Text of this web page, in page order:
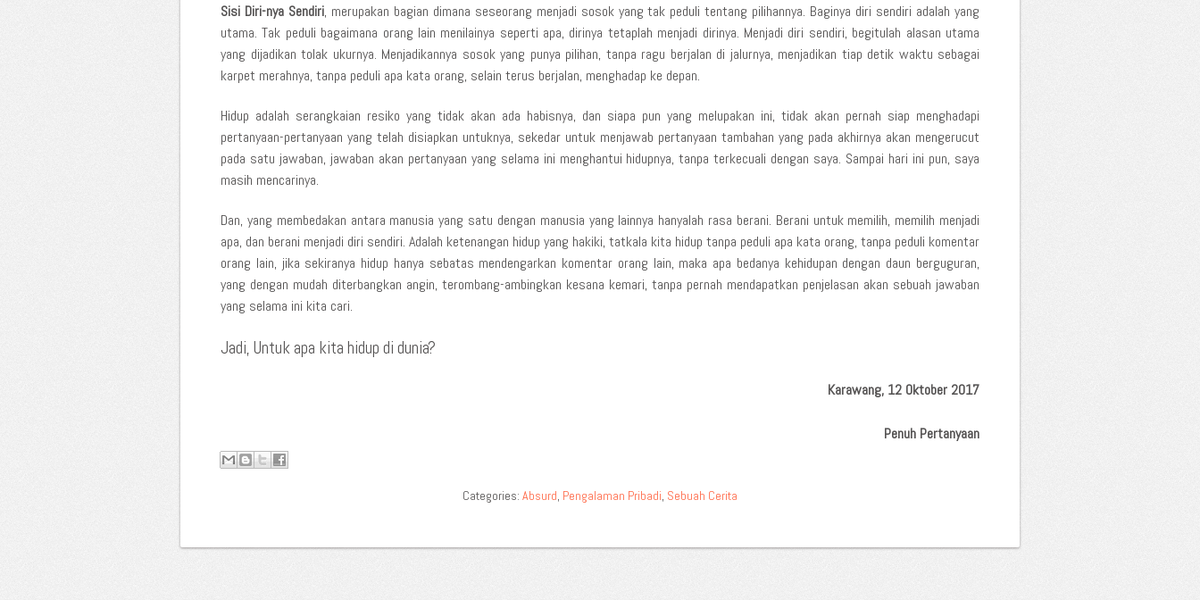
Sisi Diri-nya Sendiri, merupakan bagian dimana seseorang menjadi sosok yang tak peduli tentang pilihannya. Baginya diri sendiri adalah yang
utama. Tak peduli bagaimana orang lain menilainya seperti apa, dirinya tetaplah menjadi dirinya. Menjadi diri sendiri, begitulah alasan utama
yang dijadikan tolak ukurnya. Menjadikannya sosok yang punya pilihan, tanpa ragu berjalan di jalurnya, menjadikan tiap detik waktu sebagai
karpet merahnya, tanpa peduli apa kata orang, selain terus berjalan, menghadap ke depan.
Hidup adalah serangkaian resiko yang tidak akan ada habisnya, dan siapa pun yang melupakan ini, tidak akan pernah siap menghadapi
pertanyaan-pertanyaan yang telah disiapkan untuknya, sekedar untuk menjawab pertanyaan tambahan yang pada akhirnya akan mengerucut
pada satu jawaban, jawaban akan pertanyaan yang selama ini menghantui hidupnya, tanpa terkecuali dengan saya. Sampai hari ini pun, saya
masih mencarinya.
Dan, yang membedakan antara manusia yang satu dengan manusia yang lainnya hanyalah rasa berani. Berani untuk memilih, memilih menjadi
apa, dan berani menjadi diri sendiri. Adalah ketenangan hidup yang hakiki, tatkala kita hidup tanpa peduli apa kata orang, tanpa peduli komentar
orang lain, jika sekiranya hidup hanya sebatas mendengarkan komentar orang lain, maka apa bedanya kehidupan dengan daun berguguran,
yang dengan mudah diterbangkan angin, terombang-ambingkan kesana kemari, tanpa pernah mendapatkan penjelasan akan sebuah jawaban
yang selama ini kita cari.
Jadi, Untuk apa kita hidup di dunia?
Karawang, 12 Oktober 2017
Penuh Pertanyaan
Categories: Absurd, Pengalaman Pribadi, Sebuah Cerita